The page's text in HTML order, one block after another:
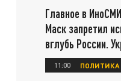
Главное в
Маск запретил
вглубь России.
11:00 ПОЛИТИКА